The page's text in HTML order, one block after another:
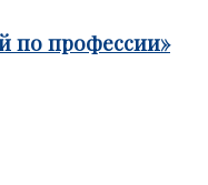
по профессии»